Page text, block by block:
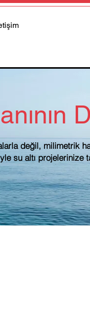
değil, milimetrik
su altı projelerinize